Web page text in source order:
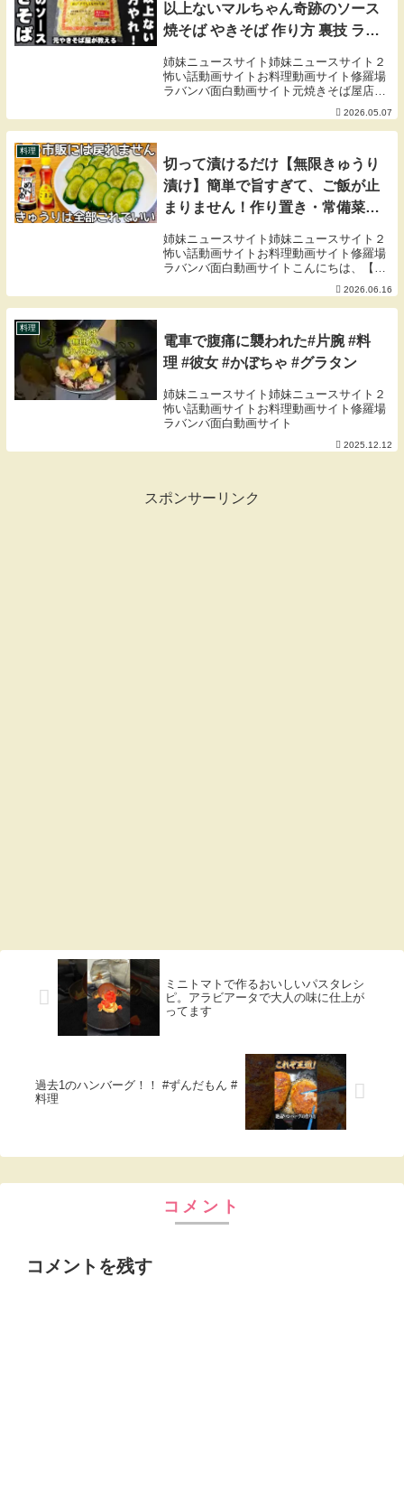
以上ないマルちゃん奇跡のソース
焼そば やきそば 作り方 裏技 ライ
春キャベツ ＧＷ 麺活 お昼ごはん
屋台
姉妹ニュースサイト姉妹ニュースサイト２
怖い話動画サイトお料理動画サイト修羅場
ラバンバ面白動画サイト元焼きそば屋店長
が教える！これ以上ないマルちゃん奇跡の
ソース焼そば パリッと麺を焼くと香ばしく
弾力がありモチモチプリプリに！極上のソ
2026.05.07
料理
切って漬けるだけ【無限きゅうり
漬け】簡単で旨すぎて、ご飯が止
まりません！作り置き・常備菜・
姉妹ニュースサイト姉妹ニュースサイト２
怖い話動画サイトお料理動画サイト修羅場
ラバンバ面白動画サイトこんにちは、【夫
手取り17万円の節約ごはん】の夫 【ご
ま】妻 【まる】 です。ーーーーーーー
ー◆材料 ・きゅうり 2本・塩 小さじ1/3・
2026.06.16
料理
電車で腹痛に襲われた#片腕 #料
理 #彼女 #かぼちゃ #グラタン
姉妹ニュースサイト姉妹ニュースサイト２
怖い話動画サイトお料理動画サイト修羅場
ラバンバ面白動画サイト
2025.12.12
スポンサーリンク
ミニトマトで作るおいしいパスタレシ
ピ。アラビアータで大人の味に仕上が
ってます
過去1のハンバーグ！！ #ずんだもん #
料理
コメント
コメントを残す